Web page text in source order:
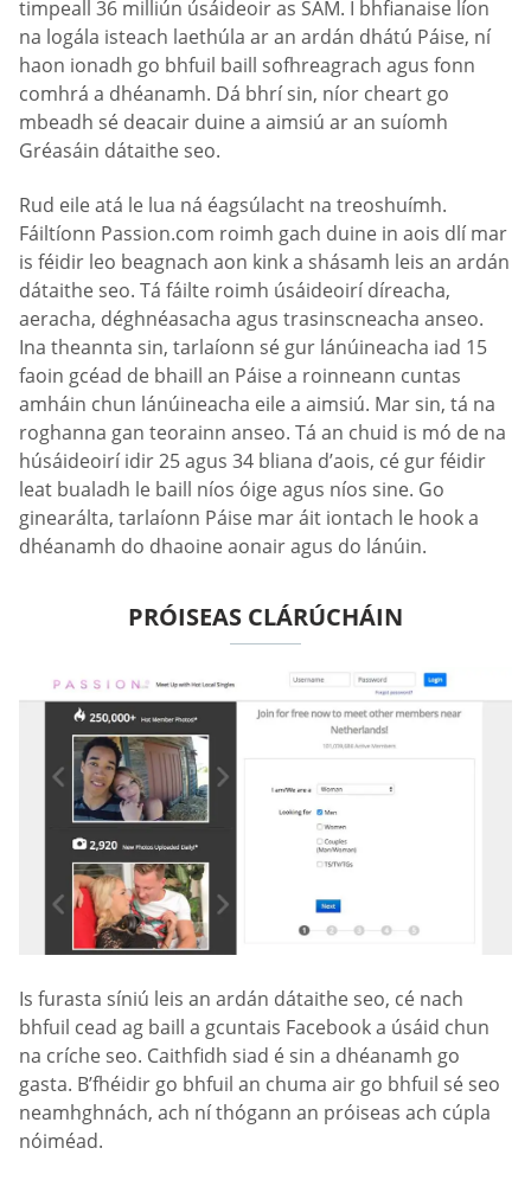
timpeall 36 milliún úsáideoir as SAM. I bhfianaise líon
na logála isteach laethúla ar an ardán dhátú Páise, ní
haon ionadh go bhfuil baill sofhreagrach agus fonn
comhrá a dhéanamh. Dá bhrí sin, níor cheart go
mbeadh sé deacair duine a aimsiú ar an suíomh
Gréasáin dátaithe seo.
Rud eile atá le lua ná éagsúlacht na treoshuímh.
Fáiltíonn Passion.com roimh gach duine in aois dlí mar
is féidir leo beagnach aon kink a shásamh leis an ardán
dátaithe seo. Tá fáilte roimh úsáideoirí díreacha,
aeracha, déghnéasacha agus trasinscneacha anseo.
Ina theannta sin, tarlaíonn sé gur lánúineacha iad 15
faoin gcéad de bhaill an Páise a roinneann cuntas
amháin chun lánúineacha eile a aimsiú. Mar sin, tá na
roghanna gan teorainn anseo. Tá an chuid is mó de na
húsáideoirí idir 25 agus 34 bliana d’aois, cé gur féidir
leat bualadh le baill níos óige agus níos sine. Go
ginearálta, tarlaíonn Páise mar áit iontach le hook a
dhéanamh do dhaoine aonair agus do lánúin.
PRÓISEAS CLÁRÚCHÁIN
Is furasta síniú leis an ardán dátaithe seo, cé nach
bhfuil cead ag baill a gcuntais Facebook a úsáid chun
na críche seo. Caithfidh siad é sin a dhéanamh go
gasta. B’fhéidir go bhfuil an chuma air go bhfuil sé seo
neamhghnách, ach ní thógann an próiseas ach cúpla
nóiméad.